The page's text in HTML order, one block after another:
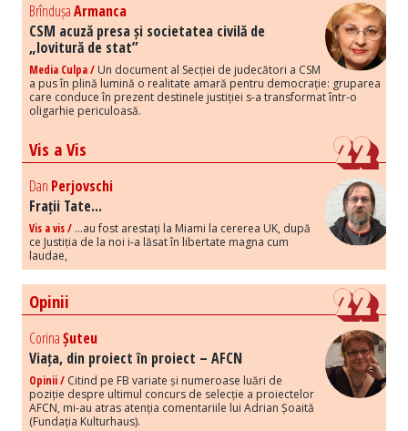
BrîndușaArmanca
CSM acuză presa și societatea civilă de
„lovitură de stat”
Media Culpa / Un document al Secției de judecători a CSM
a pus în plină lumină o realitate amară pentru democrație: gruparea
care conduce în prezent destinele justiției s-a transformat într-o
oligarhie periculoasă.
Vis a Vis
Dan Perjovschi
Frații Tate...
Vis a vis / ...au fost arestați la Miami la cererea UK, după
ce Justiția de la noi i-a lăsat în libertate magna cum
laudae,
Opinii
CorinaȘuteu
Viața, din proiect în proiect – AFCN
Opinii / Citind pe FB variate și numeroase luări de
poziție despre ultimul concurs de selecție a proiectelor
AFCN, mi-au atras atenția comentariile lui Adrian Șoaită
(Fundația Kulturhaus).